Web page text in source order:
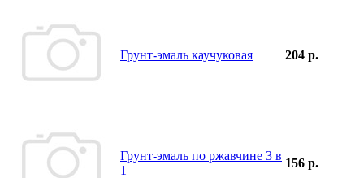
Грунт-эмаль каучуковая 204 р.
Грунт-эмаль по ржавчине 3 в
1
156 р.